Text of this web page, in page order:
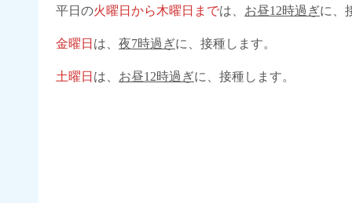
平日の火曜日から木曜日までは、 お昼12時過ぎに、
金曜日 は、 夜7時過ぎに、接種します。
土曜日 は、 お昼12時過ぎに、接種します。